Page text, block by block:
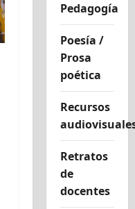
Pedagogía
Poesía /
Prosa
poética
Recursos
Retratos
de
docentes